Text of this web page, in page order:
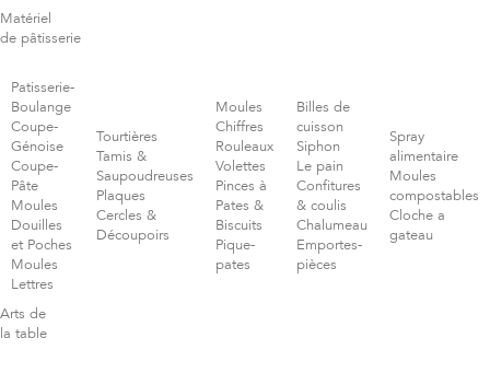
Matériel
de pâtisserie
Patisserie-
Boulange
Coupe-
Génoise
Coupe-
Pâte
Moules
Douilles
et Poches
Moules
Lettres
Tourtières
Tamis &
Saupoudreuses
Plaques
Cercles &
Découpoirs
Moules
Chiffres
Rouleaux
Volettes
Pinces à
Pates &
Biscuits
Pique-
pates
Billes de
cuisson
Siphon
Le pain
Confitures
& coulis
Chalumeau
Emportes-
pièces
Spray
alimentaire
Moules
compostables
Cloche a
gateau
Arts de
la table